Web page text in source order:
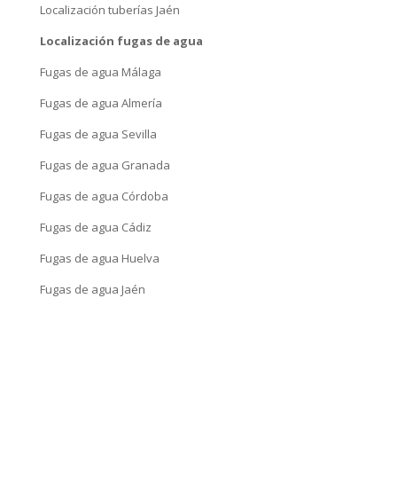
Localización tuberías Jaén
Localización fugas de agua
Fugas de agua Málaga
Fugas de agua Almería
Fugas de agua Sevilla
Fugas de agua Granada
Fugas de agua Córdoba
Fugas de agua Cádiz
Fugas de agua Huelva
Fugas de agua Jaén